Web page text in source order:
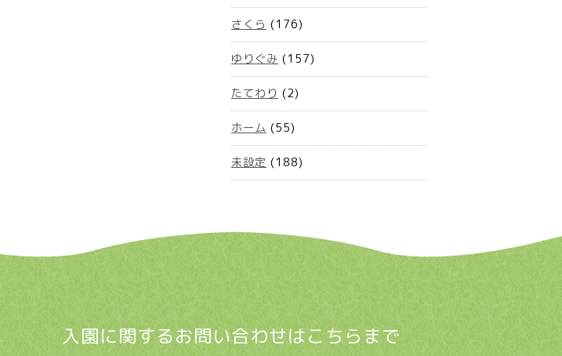
さくら (176)
ゆりぐみ (157)
たてわり (2)
ホーム (55)
未設定 (188)
入園に関するお問い合わせはこちらまで